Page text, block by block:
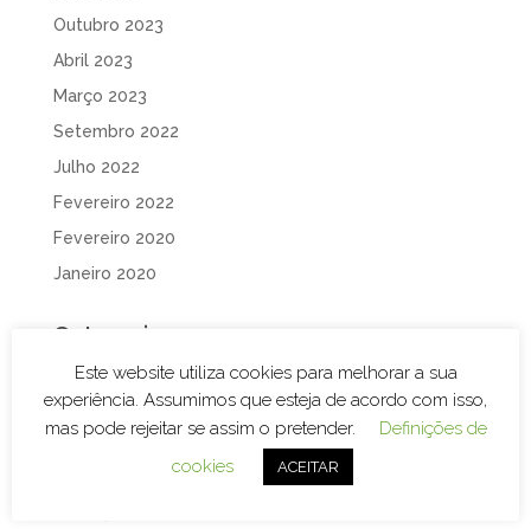
Outubro 2023
Abril 2023
Março 2023
Setembro 2022
Julho 2022
Fevereiro 2022
Fevereiro 2020
Janeiro 2020
Categorias
Branding
Decoração de Espaços
Decoração de Viaturas
Design e Publicidade
Este website utiliza cookies para melhorar a sua
experiência. Assumimos que esteja de acordo com isso,
mas pode rejeitar se assim o pretender.
Definições de
cookies
ACEITAR